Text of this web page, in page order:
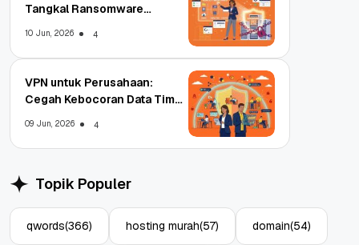
Tangkal Ransomware
10 Jun, 2026 4
VPN untuk Perusahaan:
Cegah Kebocoran Data Tim
09 Jun, 2026 4
Topik Populer
qwords(366) hosting murah(57) domain(54)